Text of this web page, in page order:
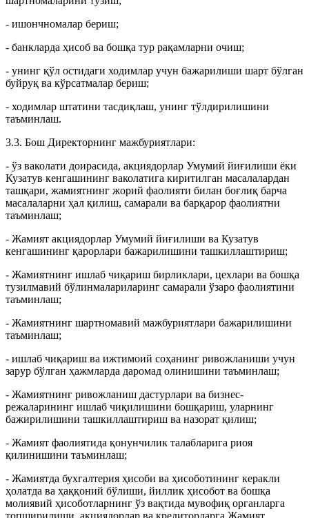
- ишончномалар бериш;
- банкларда ҳисоб ва бошқа тур рақамларни очиш;
- унинг қўл остидаги ходимлар учун бажарилиши шарт бўлган
буйруқ ва кўрсатмалар бериш;
- ходимлар штатини тасдиқлаш, унинг тўлдирилишини
таъминлаш.
3.3. Бош Директорнинг мажбуриятлари:
- ўз ваколати доирасида, акциядорлар Умумий йиғилиши ёки
Кузатув кенгашининг ваколатига киритилган масалалардан
ташқари, жамиятнинг жорий фаолияти билан боғлиқ барча
масалаларни ҳал қилиш, самарали ва барқарор фаолиятни
таъминлаш;
- Жамият акциядорлар Умумий йиғилиши ва Кузатув
кенгашининг қарорлари бажарилишини ташкиллаштириш;
- Жамиятнинг ишлаб чиқариш бирликлари, цехлари ва бошқа
тузилмавий бўлинмалариларинг самарали ўзаро фаолиятини
таъминлаш;
- Жамиятнинг шартномавий мажбуриятлари бажарилишини
таъминлаш;
- ишлаб чиқариш ва ижтимоий соҳанинг ривожланиши учун
зарур бўлган ҳажмларда даромад олинишини таъминлаш;
- Жамиятнинг ривожланиш дастурлари ва бизнес-
режаларининг ишлаб чиқилишини бошқариш, уларнинг
бажирилишини ташкиллаштириш ва назорат қилиш;
- Жамият фаолиятида қонунчилик талабларига риоя
қилинишини таъминлаш;
- Жамиятда бухгалтерия ҳисоби ва ҳисоботининг керакли
ҳолатда ва ҳаққоний бўлиши, йиллик ҳисобот ва бошқа
молиявий ҳисоботларнинг ўз вақтида мувофиқ органларга
топширилиши, акциядорлар ва кредиторларга Жамият